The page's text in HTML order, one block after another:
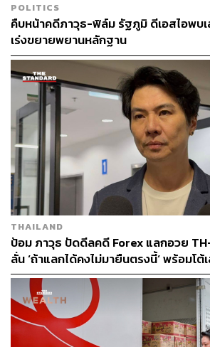
สำหรับความร่วมมือระหว่างรัฐบาลไทย
ส่วนคือ
1. โครงการ Smart Digital Hub ในพื้นที่
การค้ากับจีนและกลุ่มประเทศเพื่อนบ้าน
เทคโนโลยีของอาลีบาบามาช่วยด้านโล
(Cainiao Network) ซึ่งเป็นธุรกิจด้านโล
เพื่อพัฒนาการขนส่งสินค้าระหว่างไทยกั
สินค้าข้ามพรมแดนสู่ CLMV และจุดอื่น
ก่อสร้าง Smart Digital Hub ได้ภายในปี
ในปี 2562
POLITICS
คืบหน้าคดีภาวุธ-ฟิล์ม รัฐภูมิ ดีเอสไอพบเ
เร่งขยายพยานหลักฐาน
THAILAND
ป้อม ภาวุธ ปัดดีลคดี Forex แลกอวย
ลั่น ‘ถ้าแลกได้คงไม่มายืนตรงนี้‘ พร้อมโต้
ล้านบาท